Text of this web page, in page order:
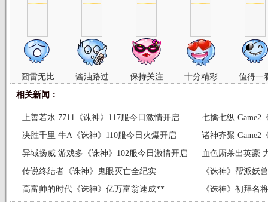
囧雷无比 酱油路过 保持关注 十分精彩 值得一
相关新闻：
上善若水 7711《诛神》117服今日激情开启
七擒七纵 Game2
决胜千里 牛A《诛神》110服今日火爆开启
诸神齐聚 Game2
异域扬威 游戏多《诛神》102服今日激情开启
血色厮杀出英豪
传说终结者《诛神》鬼眼灭亡全纪实
《诛神》帮派妖
高富帅的时代《诛神》亿万富翁速成**
《诛神》初拜名